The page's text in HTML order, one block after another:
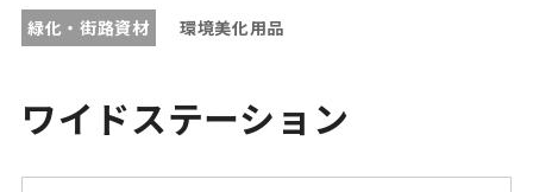
緑化・街路資材 環境美化用品
ワイドステーション